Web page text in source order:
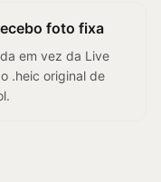
foto fixa
em vez da Live
.heic original de